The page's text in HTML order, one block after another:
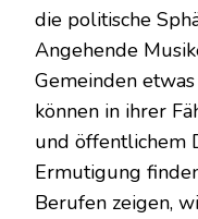
die politische
Angehende
Gemeinden
können in ihrer
und öffentlichem
Ermutigung
Berufen zeigen,